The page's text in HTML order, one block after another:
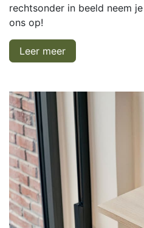
rechtsonder in beeld neem
ons op!
Leer meer